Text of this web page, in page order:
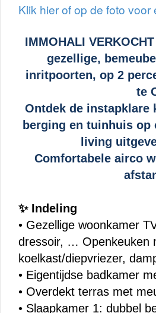
Klik hier of op de foto voor
IMMOHALI
gezellige,
inritpoorten, op 2
te
Ontdek de instapklare
berging en tuinhuis op
living
Comfortabele airco
✨Indeling
• Gezellige woonkamer
dressoir, … Openkeuken
koelkast/diepvriezer,
• Eigentijdse badkamer
• Overdekt terras met
• Slaapkamer 1: dubbel